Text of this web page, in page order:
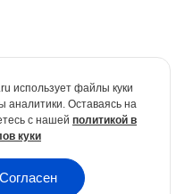
Российской Федерации. Для
в автосалоны
юридически
рассмотрены в
использует файлы куки
аналитики. Оставаясь на
с нашей политикой в
куки
Согласен